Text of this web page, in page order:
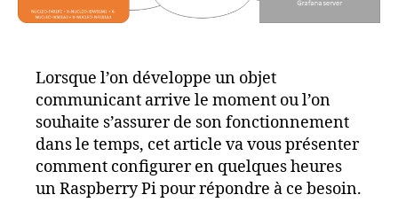
Lorsque l’on développe un objet
communicant arrive le moment ou l’on
souhaite s’assurer de son fonctionnement
dans le temps, cet article va vous présenter
comment configurer en quelques heures
un Raspberry Pi pour répondre à ce besoin.